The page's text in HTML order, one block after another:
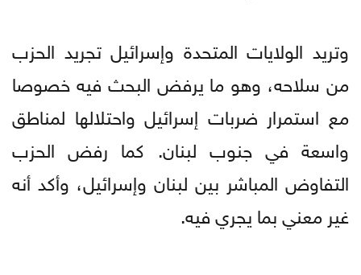
وتريد الولايات المتحدة وإسرائيل تجريد الحزب
من سلاحه، وهو ما يرفض البحث فيه خصوصا
مع استمرار ضربات إسرائيل واحتلالها لمناطق
واسعة في جنوب لبنان. كما رفض الحزب
التفاوض المباشر بين لبنان وإسرائيل، وأكد أنه
غير معني بما يجري فيه.